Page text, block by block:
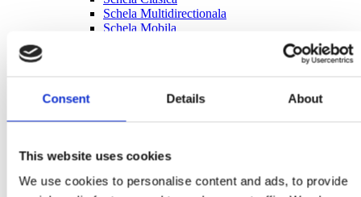
Consent Details About
This website uses cookies
We use cookies to personalise content and ads, to provide
Schela Multidirectionala
Schela Mobila